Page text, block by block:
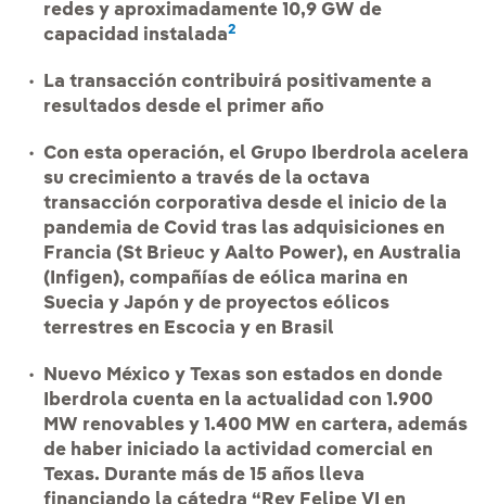
redes y aproximadamente 10,9 GW de
capacidad instalada2
La transacción contribuirá positivamente a
resultados desde el primer año
Con esta operación, el Grupo Iberdrola acelera
su crecimiento a través de la octava
transacción corporativa desde el inicio de la
pandemia de Covid tras las adquisiciones en
Francia (St Brieuc y Aalto Power), en Australia
(Infigen), compañías de eólica marina en
Suecia y Japón y de proyectos eólicos
terrestres en Escocia y en Brasil
Nuevo México y Texas son estados en donde
Iberdrola cuenta en la actualidad con 1.900
MW renovables y 1.400 MW en cartera, además
de haber iniciado la actividad comercial en
Texas. Durante más de 15 años lleva